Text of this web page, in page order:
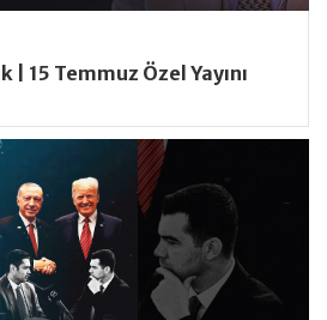
| 15 Temmuz Özel Yayını